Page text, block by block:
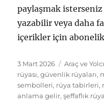
paylaşmak
yazabilir veya daha
içerikler için
Yayın
tarihi
3 Mart 2026 Kategoriler
Araç ve
rüyası,güvenlik rüyaları,
sembolleri, rüya tabirleri,
anlama gelir,şeffaflık